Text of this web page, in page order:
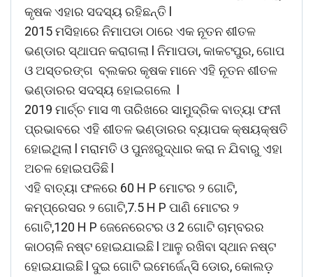
କୃଷକ ଏହାର ସଦସ୍ୟ ରହିଛନ୍ତି l
2015 ମସିହାରେ ନିମାପଡା ଠାରେ ଏକ ନୂତନ ଶୀତଳ
ଭଣ୍ଡାର ସ୍ଥାପନ କରାଗଲା l ନିମାପଡା, କାକଟପୁର, ଗୋପ
ଓ ଅସ୍ତରଙ୍ଗ ବ୍ଲକର କୃଷକ ମାନେ ଏହି ନୂତନ ଶୀତଳ
ଭଣ୍ଡାରର ସଦସ୍ୟ ହୋଇଗଲେ l
2019 ମାର୍ଚ୍ଚ ମାସ ୩ ତାରିଖରେ ସାମୁଦ୍ରିକ ବାତ୍ୟା ଫନୀ
ପ୍ରଭାବରେ ଏହି ଶୀତଳ ଭଣ୍ଡାରର ବ୍ୟାପକ କ୍ଷୟକ୍ଷତି
ହୋଇଥିଲା l ମରାମତି ଓ ପୁନଃରୁଦ୍ଧାର କରା ନ ଯିବାରୁ ଏହା
ଅଚଳ ହୋଇପଡିଛି l
ଏହି ବାତ୍ୟା ଫଳରେ 60 H P ମୋଟର ୨ ଗୋଟି,
କମ୍ପ୍ରେସର ୨ ଗୋଟି,7.5 H P ପାଣି ମୋଟର ୨
ଗୋଟି,120 H P ଜେନେରେଟର ଓ 2 ଗୋଟି ଚାମ୍ବରର
କାଠଚାଳି ନଷ୍ଟ ହୋଇଯାଇଛି l ଆଳୁ ରଖିବା ସ୍ଥାନ ନଷ୍ଟ
ହୋଇଯାଇଛି l ଦୁଇ ଗୋଟି ଇମେର୍ଜେନ୍ସି ଡୋର, କୋଲଡ଼